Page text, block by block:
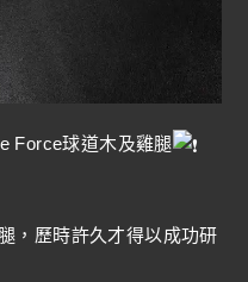
Force球道木及雞腿
，歷時許久才得以成功研